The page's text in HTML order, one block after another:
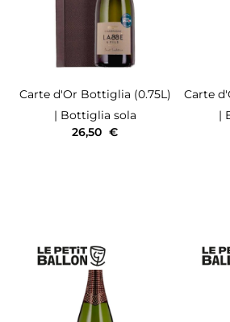
Carte d'Or Bottiglia (0.75L)
| Bottiglia sola
26,50 €
Carte
|